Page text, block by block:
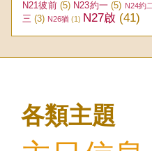
N21彼前 (5) N23約一 (5) N24約
三 (3) N26猶 (1) N27啟 (41)
各類主題